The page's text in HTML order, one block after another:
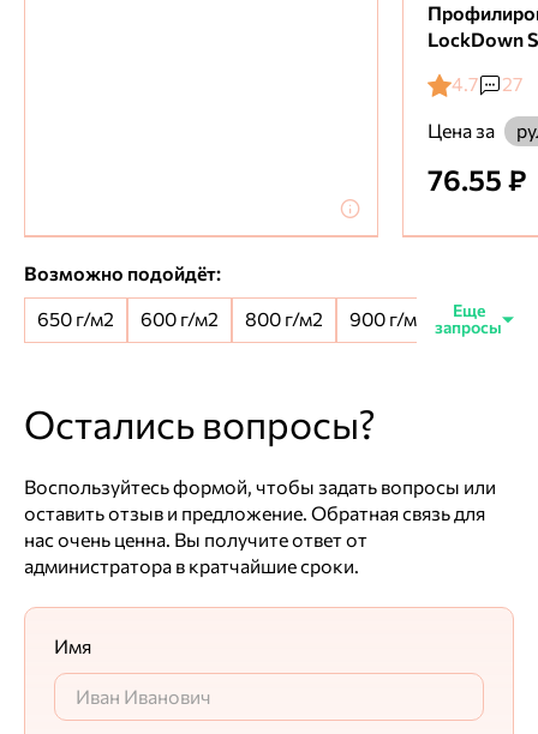
LockDown
4.7
27
Цена за
76.55 ₽
Возможно подойдёт:
650 г/м2
600 г/м2 800 г/м2 900 г/м2 650+100
Остались вопросы?
Воспользуйтесь формой, чтобы задать вопросы или
оставить отзыв и предложение. Обратная связь для
нас очень ценна. Вы получите ответ от
администратора в кратчайшие сроки.
Имя